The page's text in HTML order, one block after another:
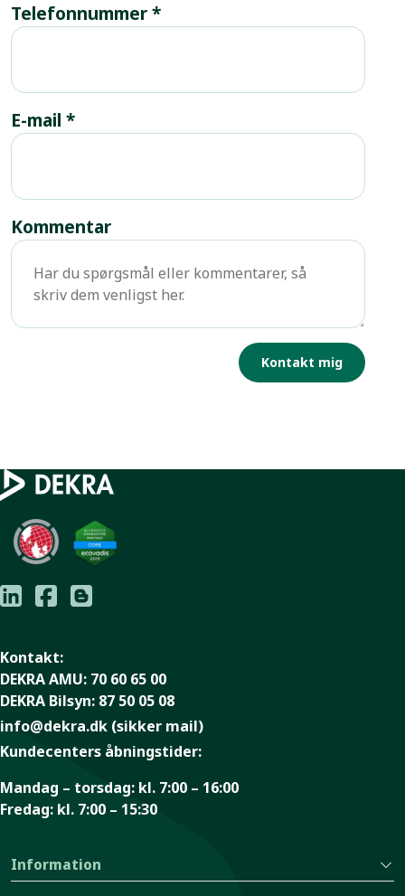
Telefonnummer*
E-mail *
Kommentar
Kontakt:
DEKRA AMU: 70 60 65 00
DEKRA Bilsyn: 87 50 05 08
info@dekra.dk (sikker mail)
Kundecenters åbningstider:
Mandag – torsdag: kl. 7:00 – 16:00
Fredag: kl. 7:00 – 15:30
Information